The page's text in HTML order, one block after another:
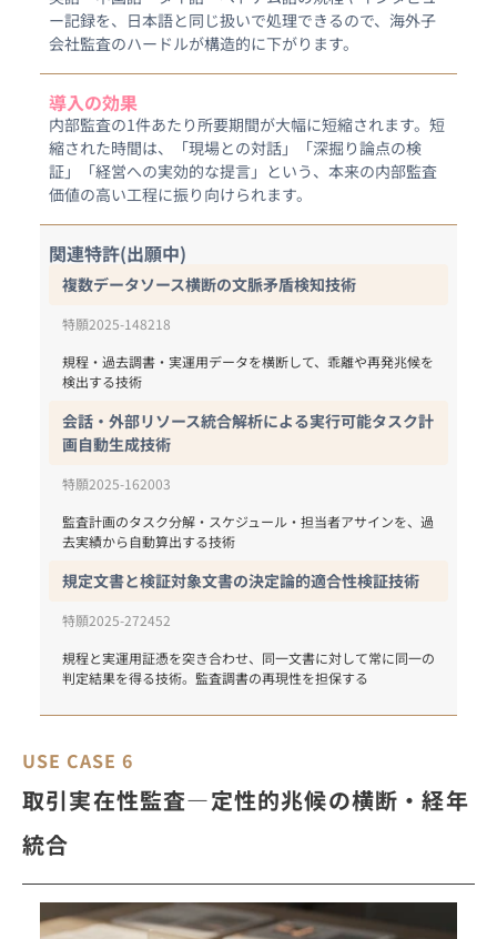
ー記録を、日本語と同じ扱いで処理できるので、海外子
会社監査のハードルが構造的に下がります。
導入の効果
内部監査の1件あたり所要期間が大幅に短縮されます。短
縮された時間は、「現場との対話」「深掘り論点の検
証」「経営への実効的な提言」という、本来の内部監査
価値の高い工程に振り向けられます。
関連特許(出願中)
複数データソース横断の文脈矛盾検知技術
特願2025-148218
規程・過去調書・実運用データを横断して、乖離や再発兆候を
検出する技術
会話・外部リソース統合解析による実行可能タスク計
画自動生成技術
特願2025-162003
監査計画のタスク分解・スケジュール・担当者アサインを、過
去実績から自動算出する技術
規定文書と検証対象文書の決定論的適合性検証技術
特願2025-272452
規程と実運用証憑を突き合わせ、同一文書に対して常に同一の
判定結果を得る技術。監査調書の再現性を担保する
USE CASE 6
取引実在性監査―定性的兆候の横断・経年
統合